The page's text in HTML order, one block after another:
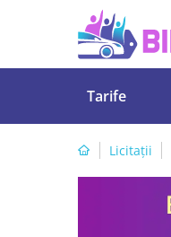
Tarife
Licitații